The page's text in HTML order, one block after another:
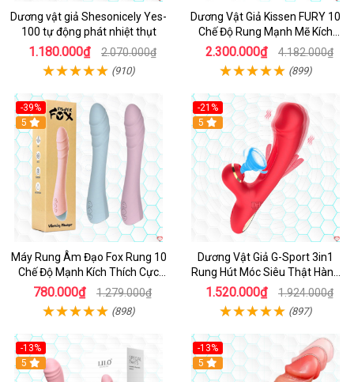
Dương vật giả Shesonicely Yes-
100 tự động phát nhiệt thụt
1.180.000₫ 2.070.000₫
(910)
Dương Vật Giả Kissen FURY 10
Chế Độ Rung Mạnh Mẽ Kích
Thích
2.300.000₫ 4.182.000₫
(899)
-39%
Hot
5
Máy Rung Âm Đạo Fox Rung 10
Chế Độ Mạnh Kích Thích Cực
Sướng
780.000₫ 1.279.000₫
(898)
-21%
Hot
5
Dương Vật Giả G-Sport 3in1
Rung Hút Móc Siêu Thật Hàng
Hot
1.520.000₫ 1.924.000₫
(897)
-13%
Hot
5
-13%
Hot
5